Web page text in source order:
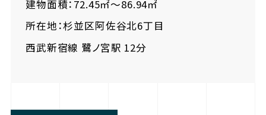
建物面積：72.45㎡～86.94㎡
所在地：杉並区阿佐谷北6丁目
西武新宿線 鷺ノ宮駅 12分